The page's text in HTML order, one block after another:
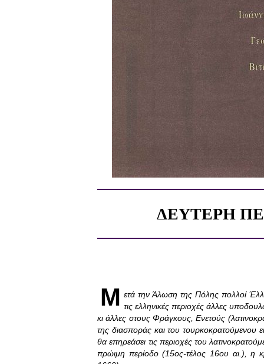
ΔΕΥΤΕΡΗ
Μ ετά την Άλωση της Πόλης πολλοί
τις ελληνικές περιοχές άλλες
κι άλλες στους Φράγκους, Ενετούς
της διασποράς και του τουρκοκρατούμενου
θα επηρεάσει τις περιοχές του
πρώιμη περίοδο (15ος-τέλος 16ου αι.), η